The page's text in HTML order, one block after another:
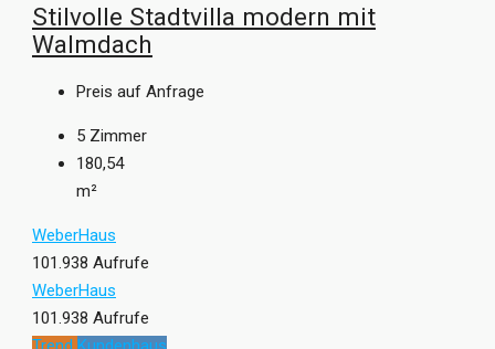
Stilvolle Stadtvilla modern mit
Walmdach
Preis auf Anfrage
5 Zimmer
180,54
m²
WeberHaus
101.938 Aufrufe
WeberHaus
101.938 Aufrufe